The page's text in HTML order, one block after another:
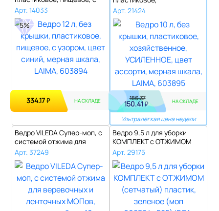
узором,..
Арт. 14033
5%
334.17₽ НА СКЛАДЕ
хозяйственное, УСИ..
Арт. 21424
186.37
150.41₽ НА СКЛАДЕ
Ультралёгкая цена недели
Ведро VILEDA Супер-моп, с
системой отжима для
веревочны..
Арт. 37249
Ведро 9,5 л для уборки
КОМПЛЕКТ с ОТЖИМОМ
(сетчатый) пл..
Арт. 29175